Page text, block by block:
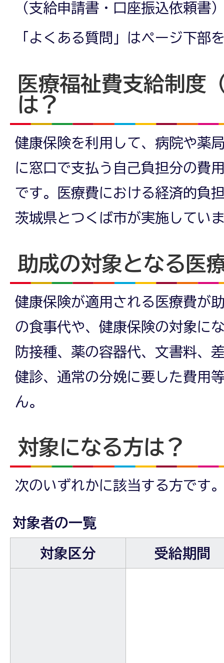
（支給申請書・口座振込依頼書
「よくある質問」はページ下部
医療福祉費支給制度
は？
健康保険を利用して、病院や薬
に窓口で支払う自己負担分の費
です。医療費における経済的負
茨城県とつくば市が実施してい
助成の対象となる医
健康保険が適用される医療費が
の食事代や、健康保険の対象に
防接種、薬の容器代、文書料、
健診、通常の分娩に要した費用
ん。
対象になる方は？
次のいずれかに該当する方です
対象者の一覧
対象区分 受給期間